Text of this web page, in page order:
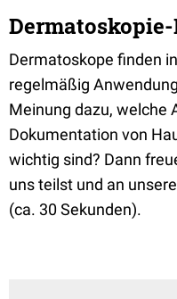
Dermatoskope finden
regelmäßig
Meinung dazu, welche
Dokumentation von
wichtig sind? Dann
uns teilst und an
(ca. 30 Sekunden).